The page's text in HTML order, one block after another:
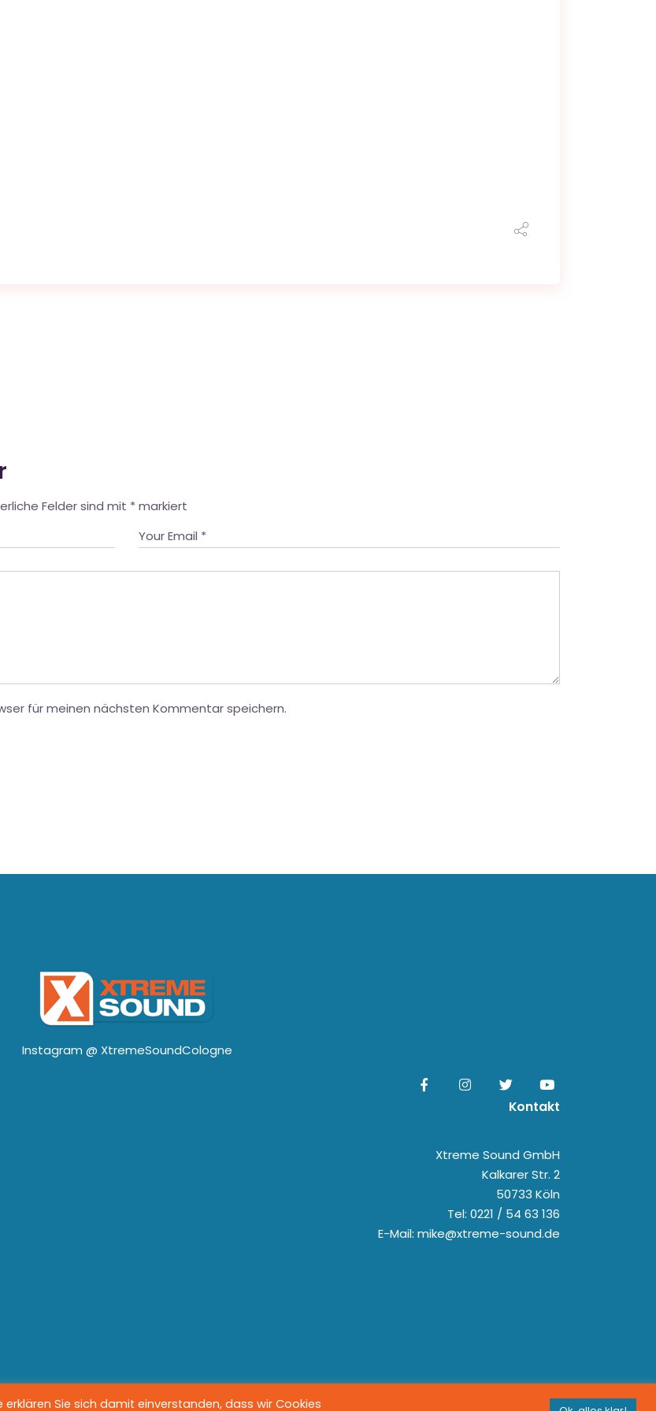
Felder sind mit * markiert
für meinen nächsten Kommentar speichern.
Instagram @ XtremeSoundCologne
Kontakt
Xtreme Sound GmbH
Kalkarer Str. 2
50733 Köln
Tel: 0221 / 54 63 136
E-Mail: mike@xtreme-sound.de
Sie sich damit einverstanden, dass wir Cookies